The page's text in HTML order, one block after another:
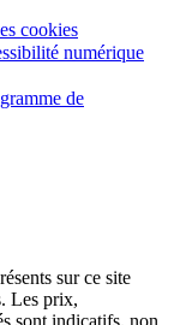
cookies
numérique
de
sur ce site
Les prix,
sont indicatifs, non